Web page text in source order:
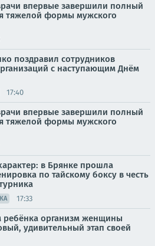
впервые завершили полный
тяжелой формы мужского
поздравил сотрудников
с наступающим Днём
17:40
впервые завершили полный
тяжелой формы мужского
в Брянке прошла
по тайскому боксу в честь
17:33
организм женщины
удивительный этап своей